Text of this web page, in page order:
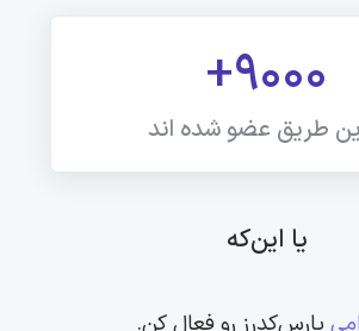
+9000
طریق عضو شده اند
یا این‌که
پارس‌کدرز رو فعال کن.